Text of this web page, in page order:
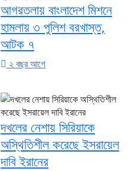
আগরতলায় বাংলাদেশ মিশনে
হামলায় ৩ পুলিশ বরখাস্ত,
আটক ৭
২ বছর আগে
দখলের নেশায় সিরিয়াকে
অস্থিতিশীল করেছে ইসরায়েল
দাবি ইরানের